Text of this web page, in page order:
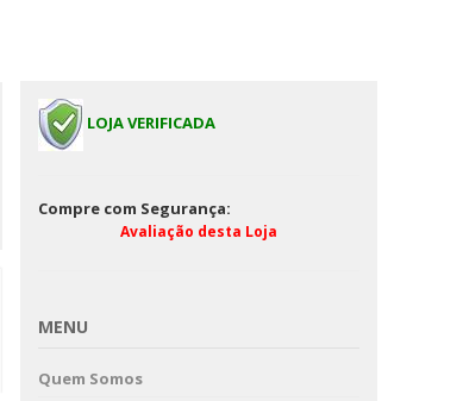
LOJA VERIFICADA
Compre com Segurança:
Avaliação desta Loja
MENU
Quem Somos